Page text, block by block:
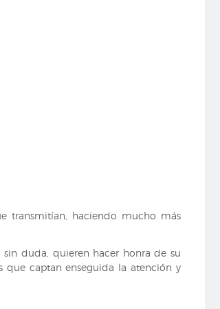
transmitían, haciendo mucho más
sin duda, quieren hacer honra de su
que captan enseguida la atención y